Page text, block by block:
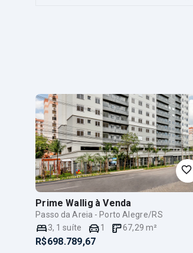
Prime Wallig à Venda
Passo da Areia - Porto Alegre/RS
3, 1 suíte 1 67,29 m²
R$698.789,67